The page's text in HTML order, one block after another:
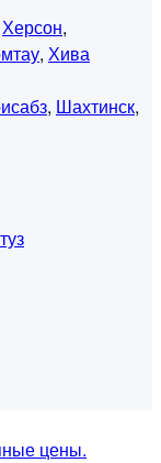
Херсон,
, Хива
, Шахтинск,
цены.